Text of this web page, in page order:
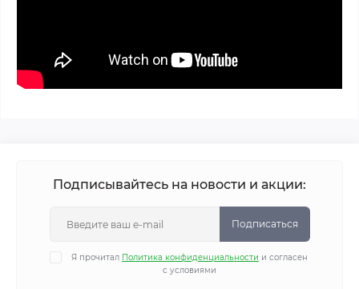
Подписывайтесь на новости и акции:
Подписаться
Я прочитал Политика конфиденциальности и согласен
с условиями